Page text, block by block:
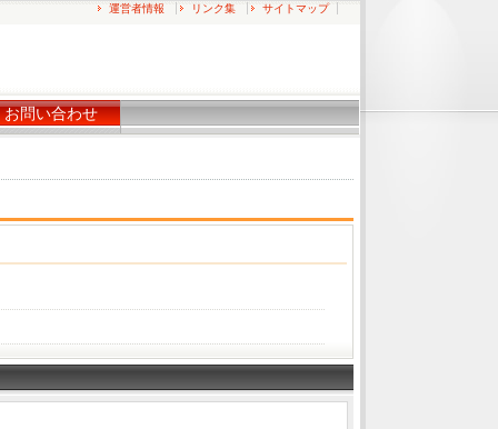
運営者情報 リンク集 サイトマップ
お問い合わせ